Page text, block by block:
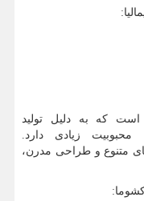
است که به دلیل تولید
زیادی دارد.
متنوع و طراحی مدرن،